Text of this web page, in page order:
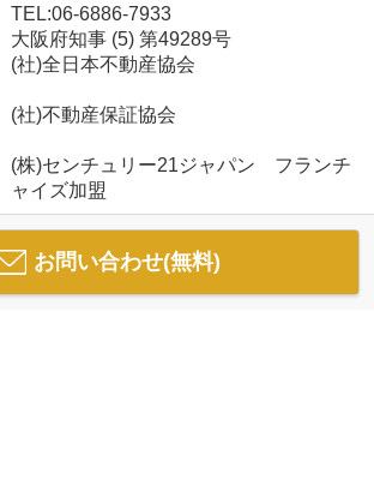
TEL:06-6886-7933
大阪府知事 (5) 第49289号
(社)全日本不動産協会
(社)不動産保証協会
(株)センチュリー21ジャパン フランチ
ャイズ加盟
お問い合わせ(無料)